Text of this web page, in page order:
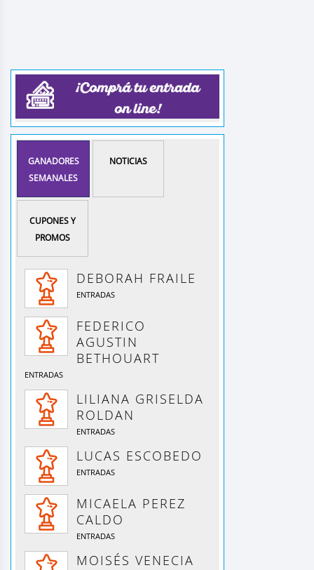
GANADORES
SEMANALES
NOTICIAS
CUPONES Y
PROMOS
DEBORAH FRAILE
ENTRADAS
FEDERICO
AGUSTIN
BETHOUART
ENTRADAS
LILIANA GRISELDA
ROLDAN
ENTRADAS
LUCAS ESCOBEDO
ENTRADAS
MICAELA PEREZ
CALDO
ENTRADAS
MOISÉS VENECIA